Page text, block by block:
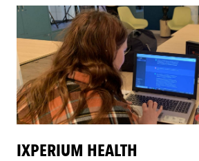
IXPERIUM HEALTH